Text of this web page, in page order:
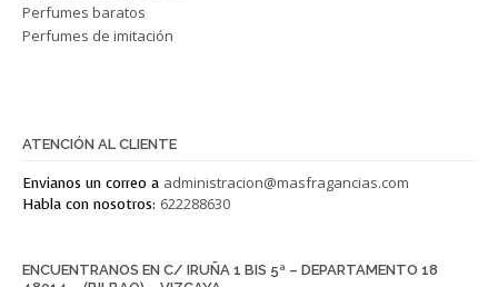
Perfumes baratos
Perfumes de imitación
ATENCIÓN AL CLIENTE
Envianos un correo a administracion@masfragancias.com
Habla con nosotros: 622288630
ENCUENTRANOS EN C/ IRUÑA 1 BIS 5ª – DEPARTAMENTO 18